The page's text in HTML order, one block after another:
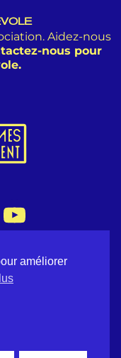
Aidez-nous
nous pour
s'Animent
- France
droits réservés -Conditions
améliorer